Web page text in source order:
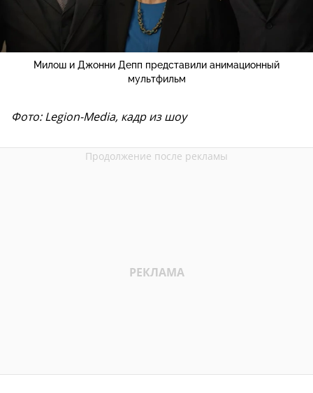
Милош и Джонни Депп представили анимационный
мультфильм
Фото: Legion-Media, кадр из шоу